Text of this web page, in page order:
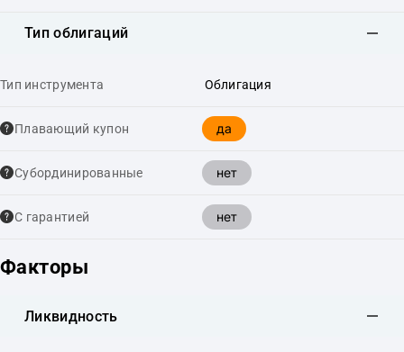
Тип облигаций
Тип инструмента Облигация
Плавающий купон да
Cубординированные нет
С гарантией нет
Факторы
Ликвидность